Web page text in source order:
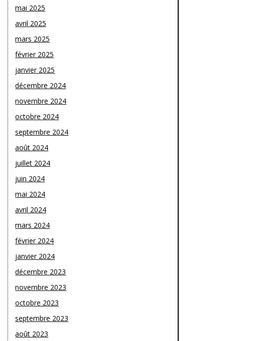
mai 2025
avril 2025
mars 2025
février 2025
janvier 2025
décembre 2024
novembre 2024
octobre 2024
septembre 2024
août 2024
juillet 2024
juin 2024
mai 2024
avril 2024
mars 2024
février 2024
janvier 2024
décembre 2023
novembre 2023
octobre 2023
septembre 2023
août 2023